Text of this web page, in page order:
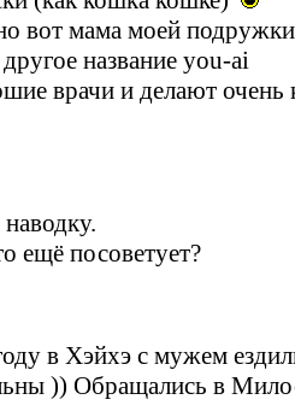
вот мама моей
название you-ai
врачи и делают очень
ещё посоветует?
в Хэйхэ с мужем
)) Обращались в